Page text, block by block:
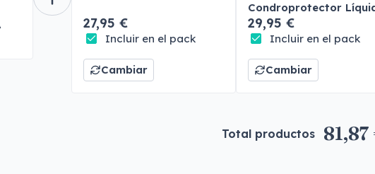
27,95 €
Incluir en el pack
Cambiar
Condroprotector
Perros y Gatos
29,95 €
Incluir en el pack
Cambiar
Total productos 81,87